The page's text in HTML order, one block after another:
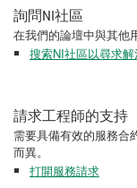
詢問NI社區
在我們的論壇中與其他
搜索NI社區以尋求
請求工程師的支持
需要具備有效的服務合
而異。
打開服務請求